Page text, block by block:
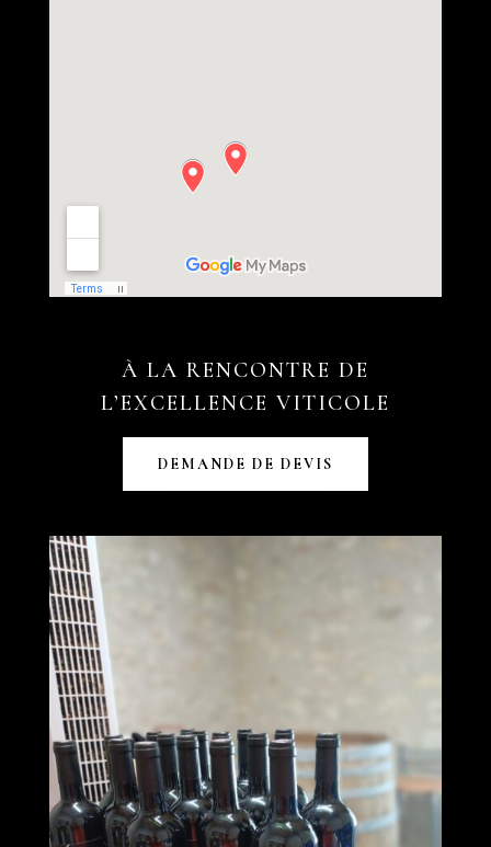
À LA RENCONTRE DE
L’EXCELLENCE VITICOLE
DEMANDE DE DEVIS